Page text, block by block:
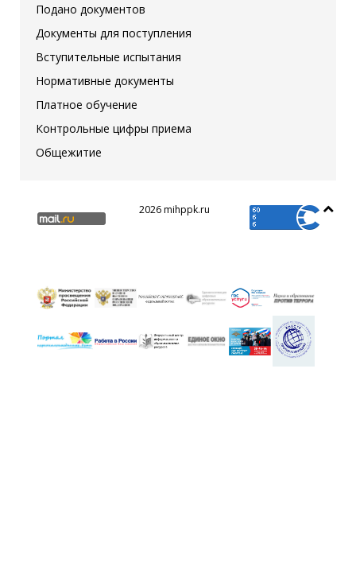
Подано документов
Документы для поступления
Вступительные испытания
Нормативные документы
Платное обучение
Контрольные цифры приема
Общежитие
2026 mihppk.ru